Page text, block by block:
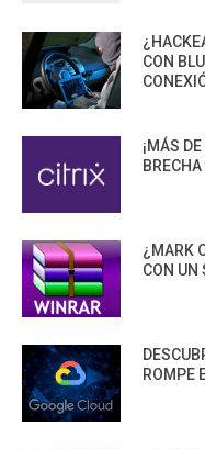
CON
¡MÁS
¿MARK
CON UN
ROMPE